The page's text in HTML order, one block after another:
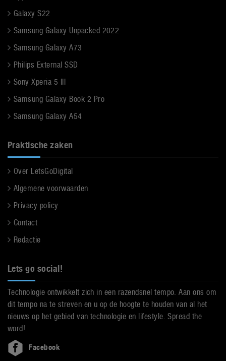
Galaxy S22
Samsung Galaxy Unpacked 2022
Samsung Galaxy A73
Philips External SSD
Sony Xperia 5 III
Samsung Galaxy Book 2 Pro
Samsung Galaxy A54
Praktische zaken
Over LetsGoDigital
Algemene voorwaarden
Privacy policy
Contact
Redactie
Lets go social!
Technologie ontwikkelt zich in een razendsnel tempo. Aan ons om
dit tempo na te streven en u op de hoogte te houden van al het
nieuws op het gebied van technologie en lifestyle. Spread the
word!
Facebook